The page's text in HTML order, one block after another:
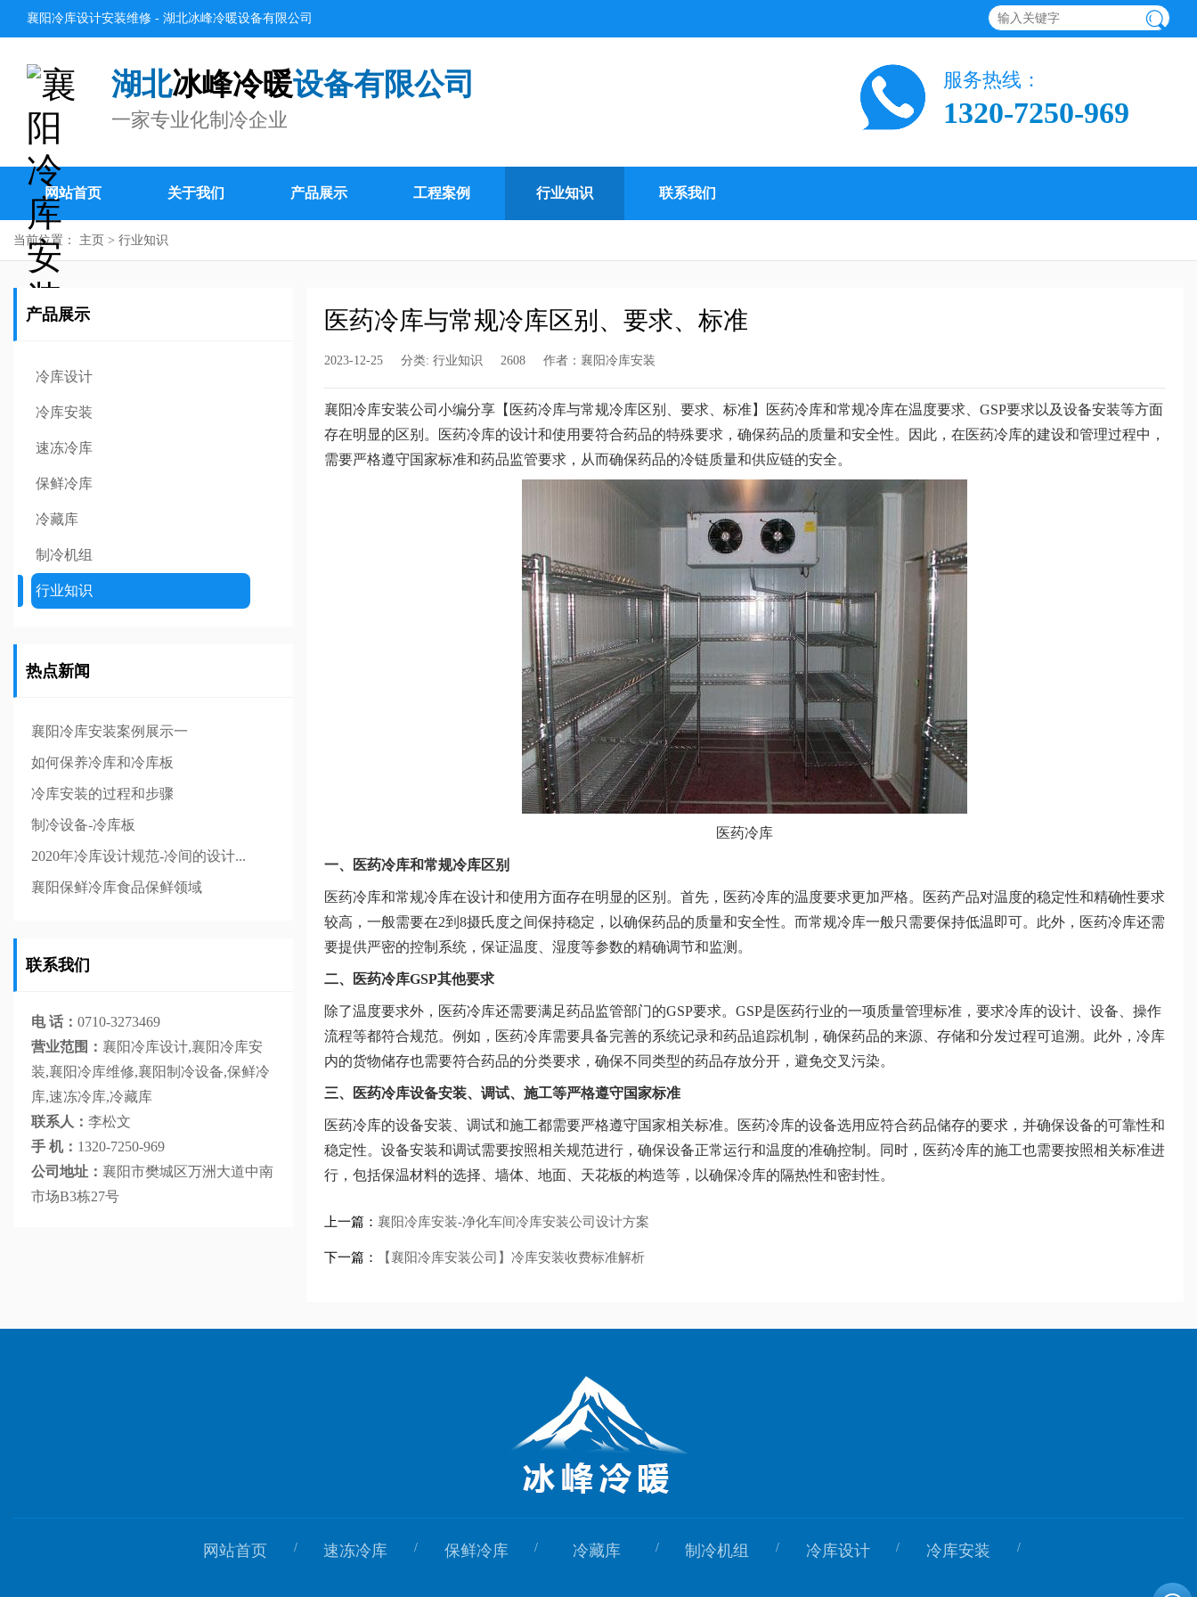
襄阳冷库设计安装维修 - 湖北冰峰冷暖设备有限公司
湖北冰峰冷暖设备有限公司
一家专业化制冷企业
服务热线：
1320-7250-969
网站首页 关于我们 产品展示 工程案例 行业知识 联系我们
当前位置： 主页 > 行业知识
产品展示
冷库设计
冷库安装
速冻冷库
保鲜冷库
冷藏库
制冷机组
行业知识
热点新闻
襄阳冷库安装案例展示一
如何保养冷库和冷库板
冷库安装的过程和步骤
制冷设备-冷库板
2020年冷库设计规范-冷间的设计...
襄阳保鲜冷库食品保鲜领域
联系我们
电 话： 0710-3273469
营业范围： 襄阳冷库设计,襄阳冷库安
装,襄阳冷库维修,襄阳制冷设备,保鲜冷
库,速冻冷库,冷藏库
联系人： 李松文
手 机： 1320-7250-969
公司地址： 襄阳市樊城区万洲大道中南
市场B3栋27号
医药冷库与常规冷库区别、要求、标准
2023-12-25 分类: 行业知识 2608 作者： 襄阳冷库安装
襄阳冷库安装公司小编分享【 医药冷库与常规冷库区别、要求、标准】医药冷库和常规冷库在温度要求、GSP要求以及设备安装等方面
存在明显的区别。医药冷库的设计和使用要符合药品的特殊要求，确保药品的质量和安全性。因此，在医药冷库的建设和管理过程中，
需要严格遵守国家标准和药品监管要求，从而确保药品的冷链质量和供应链的安全。
医药冷库
一、 医药冷库和常规冷库区别
医药冷库和常规冷库在设计和使用方面存在明显的区别。首先，医药冷库的温度要求更加严格。医药产品对温度的稳定性和精确性要求
较高，一般需要在2到8摄氏度之间保持稳定，以确保药品的质量和安全性。而常规冷库一般只需要保持低温即可。此外，医药冷库还需
要提供严密的控制系统，保证温度、湿度等参数的精确调节和监测。
二、医药冷库GSP其他要求
除了温度要求外，医药冷库还需要满足药品监管部门的GSP要求。GSP是医药行业的一项质量管理标准，要求冷库的设计、设备、操作
流程等都符合规范。例如，医药冷库需要具备完善的系统记录和药品追踪机制，确保药品的来源、存储和分发过程可追溯。此外，冷库
内的货物储存也需要符合药品的分类要求，确保不同类型的药品存放分开，避免交叉污染。
三、医药冷库设备安装、调试、施工等严格遵守国家标准
医药冷库的设备安装、调试和施工都需要严格遵守国家相关标准。医药冷库的设备选用应符合药品储存的要求，并确保设备的可靠性和
稳定性。设备安装和调试需要按照相关规范进行，确保设备正常运行和温度的准确控制。同时，医药冷库的施工也需要按照相关标准进
行，包括保温材料的选择、墙体、地面、天花板的构造等，以确保冷库的隔热性和密封性。
上一篇： 襄阳冷库安装-净化车间冷库安装公司设计方案
下一篇： 【襄阳冷库安装公司】冷库安装收费标准解析
网站首页 / 速冻冷库 / 保鲜冷库 / 冷藏库 / 制冷机组 / 冷库设计 / 冷库安装 /